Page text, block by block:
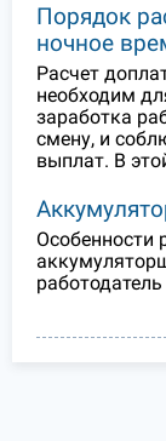
Порядок
ночное
Расчет
необходим
заработка
смену, и
выплат. В
Особенности